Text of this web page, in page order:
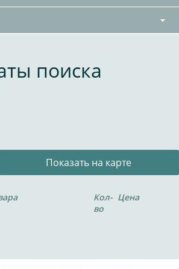
поиска
Показать на карте
Кол-
во
Цена